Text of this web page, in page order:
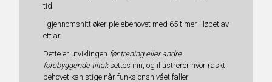
tid.
I gjennomsnitt øker pleiebehovet med 65 timer i løpet av
ett år.
Dette er utviklingen før trening eller andre
forebyggende tiltaksettes inn, og illustrerer hvor raskt
behovet kan stige når funksjonsnivået faller.